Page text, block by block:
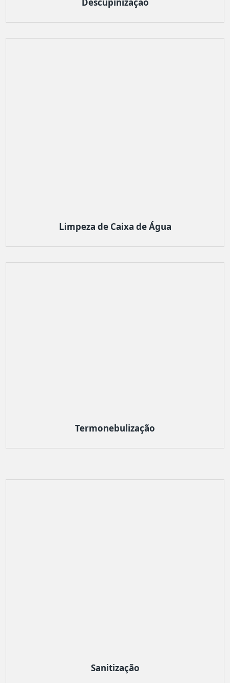
Limpeza de Caixa de Água
Termonebulização
Sanitização